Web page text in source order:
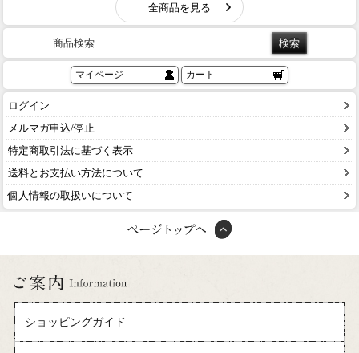
商品検索
マイページ カート
ログイン
メルマガ申込/停止
特定商取引法に基づく表示
送料とお支払い方法について
個人情報の取扱いについて
ショッピングガイド